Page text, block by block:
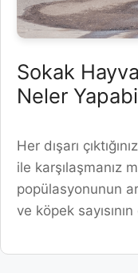
Sokak
Neler
Her dışarı
ile karşılaşmanız
popülasyonunun
ve köpek